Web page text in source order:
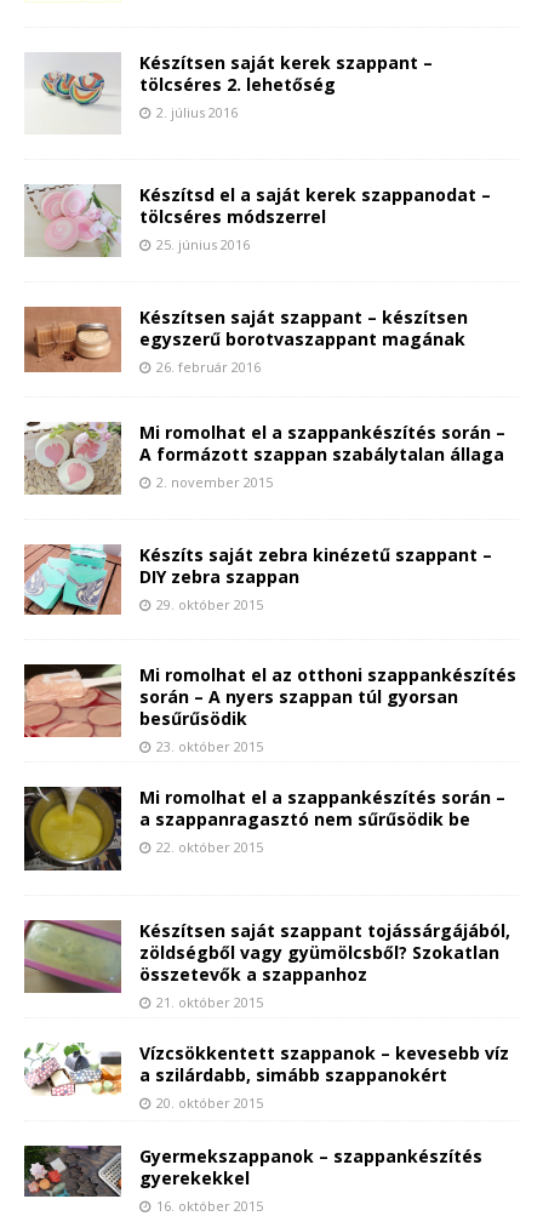
Készítsen saját kerek szappant –
tölcséres 2. lehetőség
2. július 2016
Készítsd el a saját kerek szappanodat –
tölcséres módszerrel
25. június 2016
Készítsen saját szappant – készítsen
egyszerű borotvaszappant magának
26. február 2016
Mi romolhat el a szappankészítés során –
A formázott szappan szabálytalan állaga
2. november 2015
Készíts saját zebra kinézetű szappant –
DIY zebra szappan
29. október 2015
Mi romolhat el az otthoni szappankészítés
során – A nyers szappan túl gyorsan
besűrűsödik
23. október 2015
Mi romolhat el a szappankészítés során –
a szappanragasztó nem sűrűsödik be
22. október 2015
Készítsen saját szappant tojássárgájából,
zöldségből vagy gyümölcsből? Szokatlan
összetevők a szappanhoz
21. október 2015
Vízcsökkentett szappanok – kevesebb víz
a szilárdabb, simább szappanokért
20. október 2015
Gyermekszappanok – szappankészítés
gyerekekkel
16. október 2015